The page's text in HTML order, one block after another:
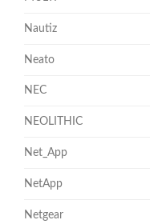
Nautiz
Neato
NEC
NEOLITHIC
Net_App
NetApp
Netgear